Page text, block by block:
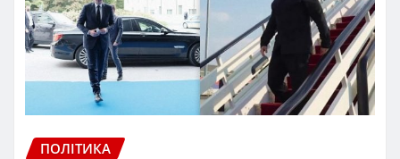
ПОЛІТИКА